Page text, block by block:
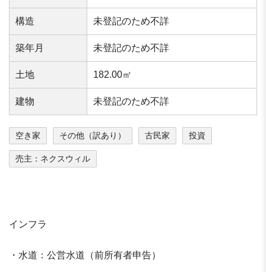
構造 未登記のため不詳
築年⽉ 未登記のため不詳
⼟地 182.00㎡
建物 未登記のため不詳
空き家 その他（訳あり） 古民家 投資
売主：ネクスウィル
インフラ
・水道：公営水道（前所有者申告）